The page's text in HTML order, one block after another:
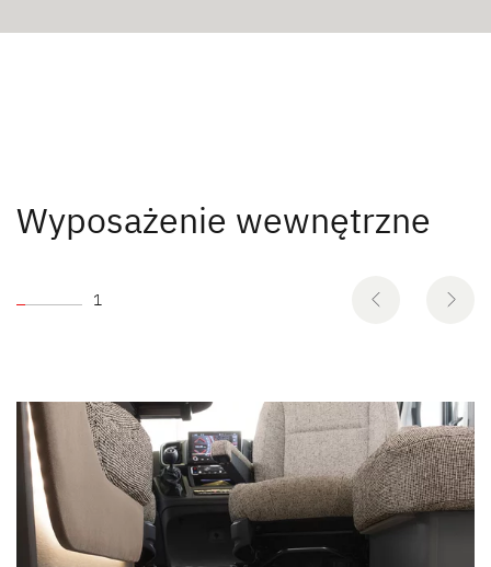
Wyposażenie wewnętrzne
1